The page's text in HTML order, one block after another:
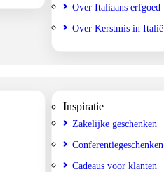
Over Italiaans erfgoed
Over Kerstmis in Italië
Inspiratie
Zakelijke geschenken
Conferentiegeschenken
Cadeaus voor klanten